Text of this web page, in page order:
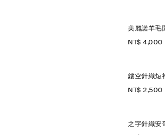
美麗諾羊毛
NT$ 4,000
鏤空針織短
NT$ 2,500
之字針織安